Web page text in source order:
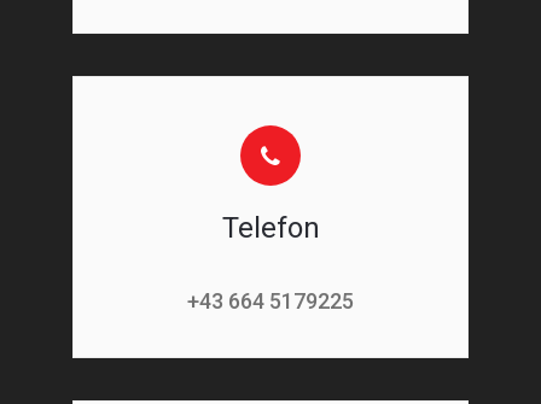
Telefon
+43 664 5179225